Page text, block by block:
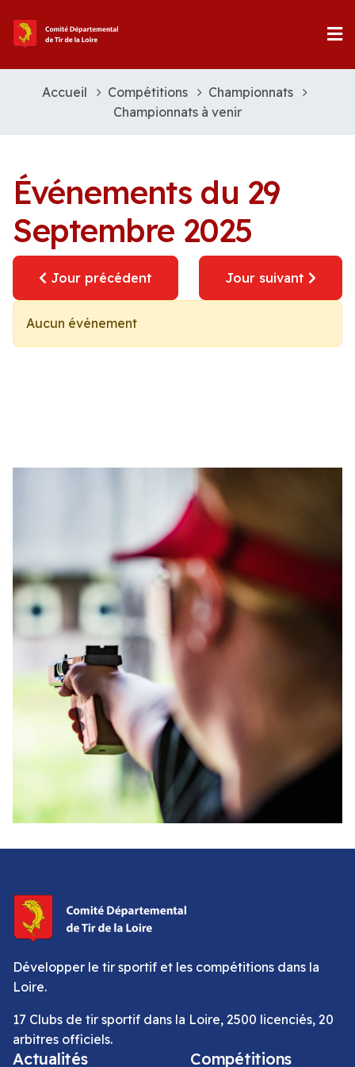
Accueil Compétitions
Championnats
Championnats à venir
Événements du 29
Septembre 2025
Jour précédent Jour suivant
Aucun événement
Développer le tir sportif et les compétitions dans la
Loire.
17 Clubs de tir sportif dans la Loire, 2500 licenciés, 20
arbitres officiels.
Actualités Compétitions